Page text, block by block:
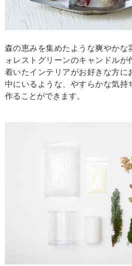
森の恵みを集めたような爽やかな
ォレストグリーンのキャンドルが
着いたインテリアがお好きな方に
中にいるような、やすらかな気持
作ることができます。